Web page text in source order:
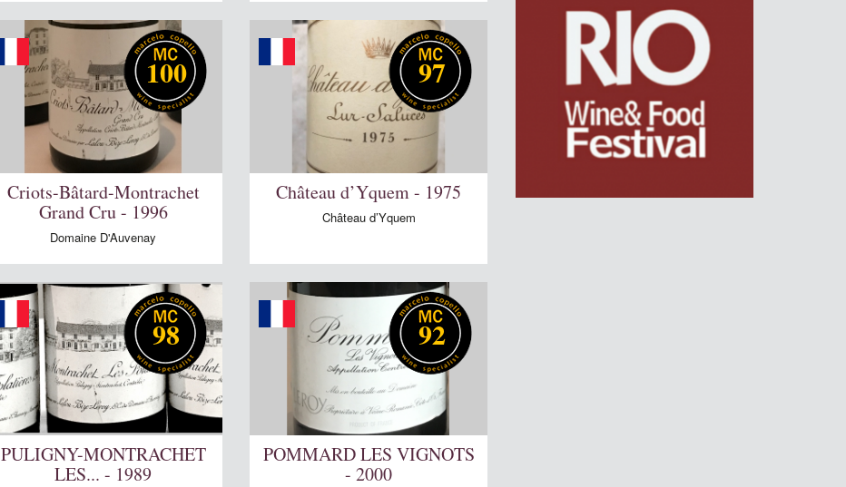
100
Criots-Bâtard-Montrachet
Grand Cru - 1996
Domaine D'Auvenay
97
Château d’Yquem - 1975
Château d’Yquem
98
PULIGNY-MONTRACHET
LES... - 1989
92
POMMARD LES VIGNOTS
- 2000